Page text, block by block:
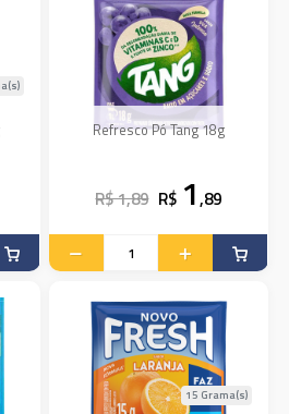
Refresco Pó Tang 18g
R$ 1,89 R$ 1,89
15 Grama(s)